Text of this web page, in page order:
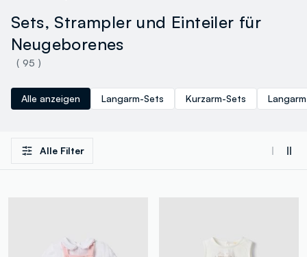
Sets, Strampler und Einteiler für
Neugeborenes
( 95 )
Alle anzeigen Langarm-Sets Kurzarm-Sets
Alle Filter